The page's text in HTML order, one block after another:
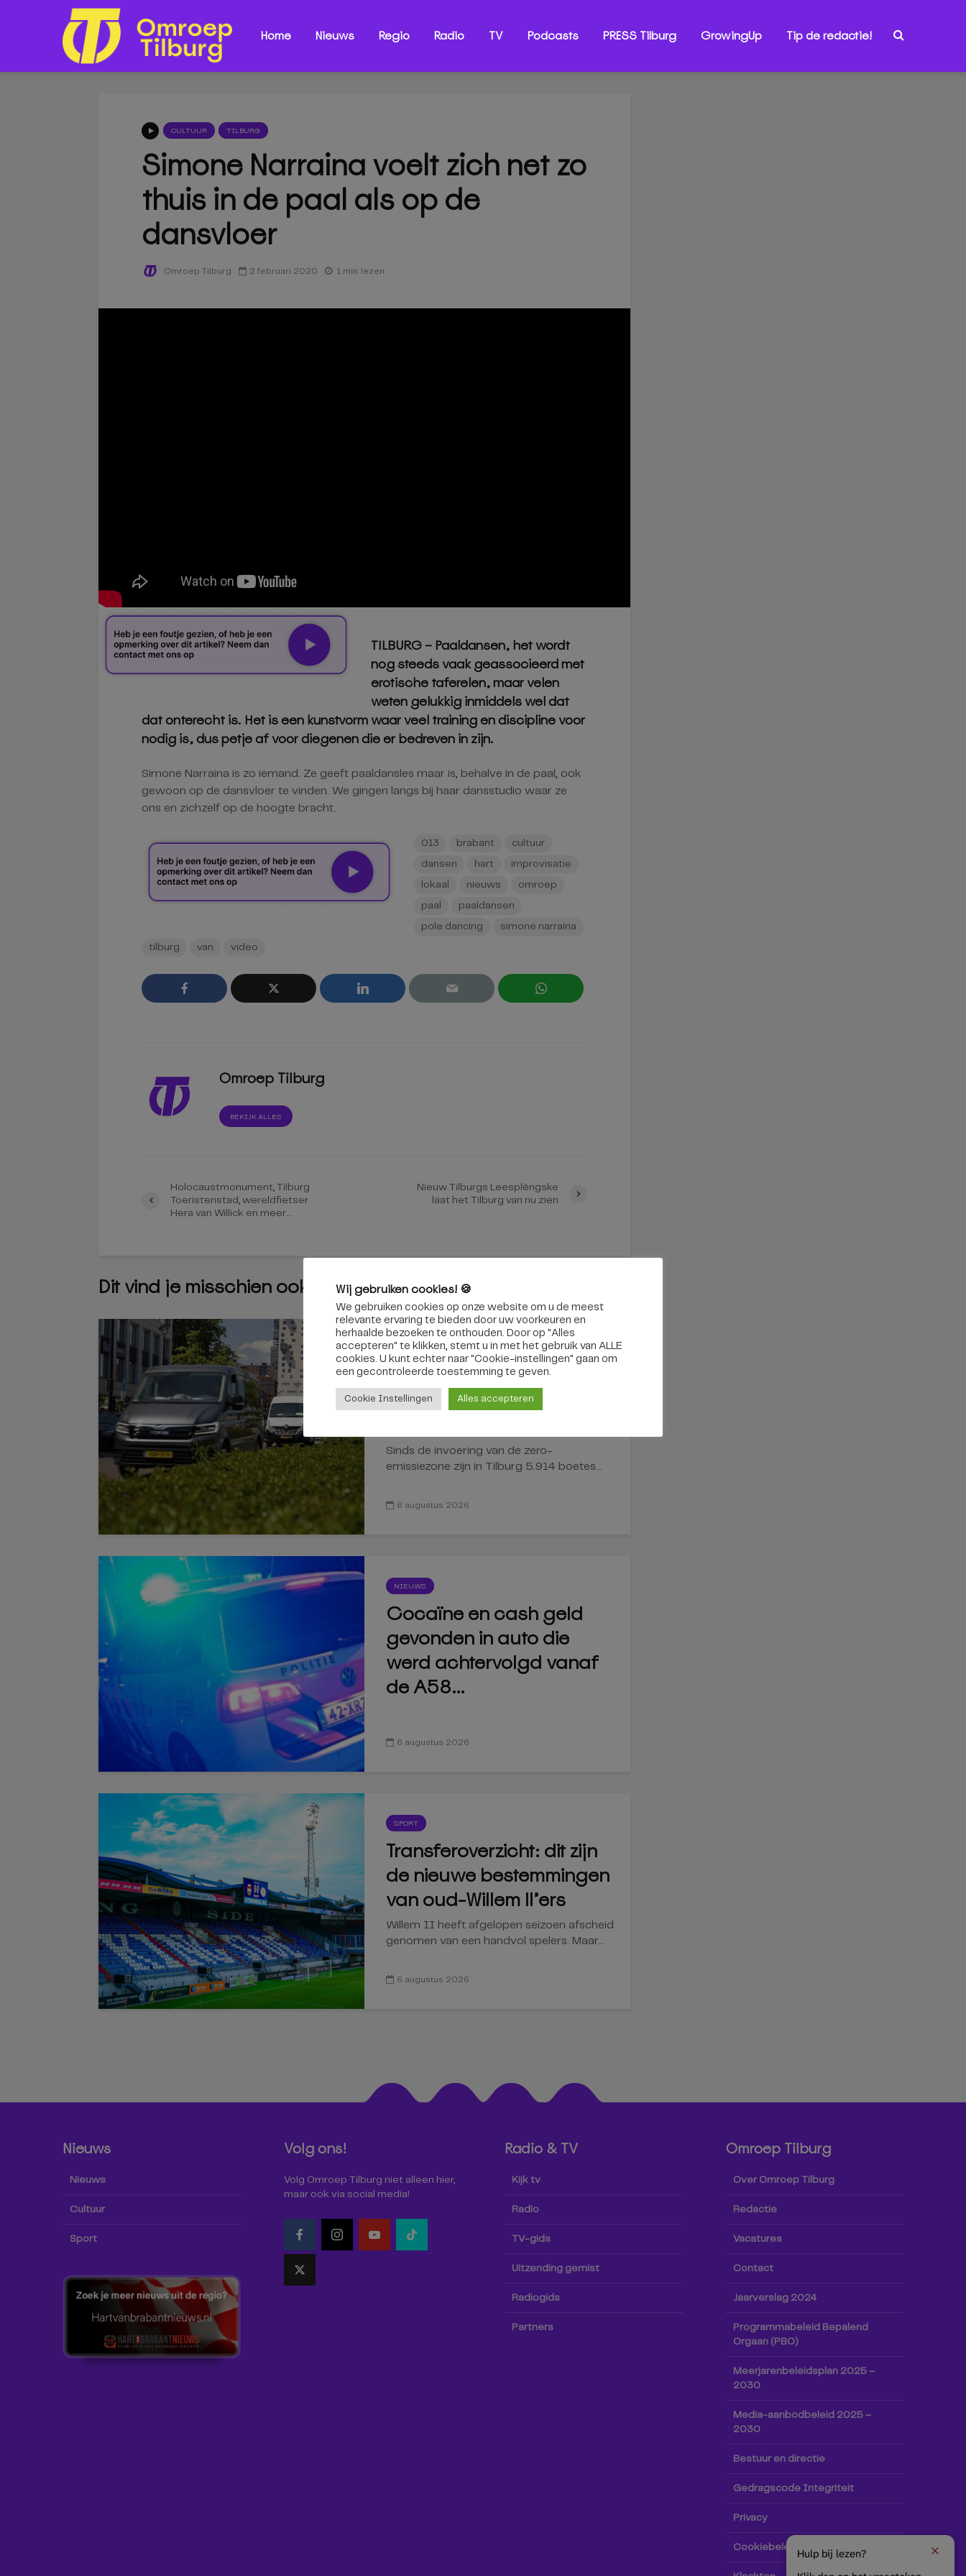
Home Nieuws Regio Radio TV Podcasts PRESS Tilburg GrowingUp Tip de redactie!
CULTUUR TILBURG
Simone Narraina voelt zich net zo
thuis in de paal als op de
dansvloer
Omroep Tilburg 2 februari 2020 1 min. lezen
TILBURG – Paaldansen, het wordt
nog steeds vaak geassocieerd met
erotische taferelen, maar velen
weten gelukkig inmiddels wel dat
dat onterecht is. Het is een kunstvorm waar veel training en discipline voor
nodig is, dus petje af voor diegenen die er bedreven in zijn.
Simone Narraina is zo iemand. Ze geeft paaldansles maar is, behalve in de paal, ook
gewoon op de dansvloer te vinden. We gingen langs bij haar dansstudio waar ze
ons en zichzelf op de hoogte bracht.
013 brabant cultuur
dansen hart improvisatie
lokaal nieuws omroep
paal paaldansen
pole dancing simone narraina
tilburg van video
Omroep Tilburg
BEKIJK ALLES
Holocaustmonument, Tilburg
Toeristenstad, wereldfietser
Hera van Willick en meer…
Nieuw Tilburgs Leesplèngske
laat het Tilburg van nu zien
Dit vind je misschien ook interessant
TILBURG
Bijna 6.000 boetes sinds
invoering zero-
Sinds de invoering van de zero-
emissiezone zijn in Tilburg 5.914 boetes...
6 augustus 2026
NIEUWS
Cocaïne en cash geld
gevonden in auto die
werd achtervolgd vanaf
de A58...
6 augustus 2026
SPORT
Transferoverzicht: dit zijn
de nieuwe bestemmingen
van oud-Willem II’ers
Willem II heeft afgelopen seizoen afscheid
genomen van een handvol spelers. Maar...
6 augustus 2026
Nieuws
Nieuws
Cultuur
Sport
Volg ons!
Volg Omroep Tilburg niet alleen hier,
maar ook via social media!
Radio & TV
Kijk tv
Radio
TV-gids
Uitzending gemist
Radiogids
Partners
Omroep Tilburg
Over Omroep Tilburg
Redactie
Vacatures
Contact
Jaarverslag 2024
Programmabeleid Bepalend
Orgaan (PBO)
Meerjarenbeleidsplan 2025 –
2030
Media-aanbodbeleid 2025 –
2030
Bestuur en directie
Gedragscode Integriteit
Privacy
Cookiebeleid
Wij gebruiken cookies! 🍪
We gebruiken cookies op onze website om u de meest
relevante ervaring te bieden door uw voorkeuren en
herhaalde bezoeken te onthouden. Door op "Alles
accepteren" te klikken, stemt u in met het gebruik van ALLE
cookies. U kunt echter naar "Cookie-instellingen" gaan om
een ​​gecontroleerde toestemming te geven.
Cookie Instellingen Alles accepteren
Hulp bij lezen?